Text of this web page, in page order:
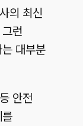
의 최신
런
는 대부분
안전